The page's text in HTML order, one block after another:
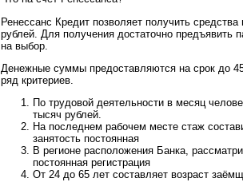
Ренессанс Кредит позволяет получить
рублей. Для получения достаточно предъявить
на выбор.
Денежные суммы предоставляются на срок до
ряд критериев.
По трудовой деятельности в месяц
тысяч рублей.
На последнем рабочем месте стаж
занятость постоянная
В регионе расположения Банка,
постоянная регистрация
От 24 до 65 лет составляет возраст